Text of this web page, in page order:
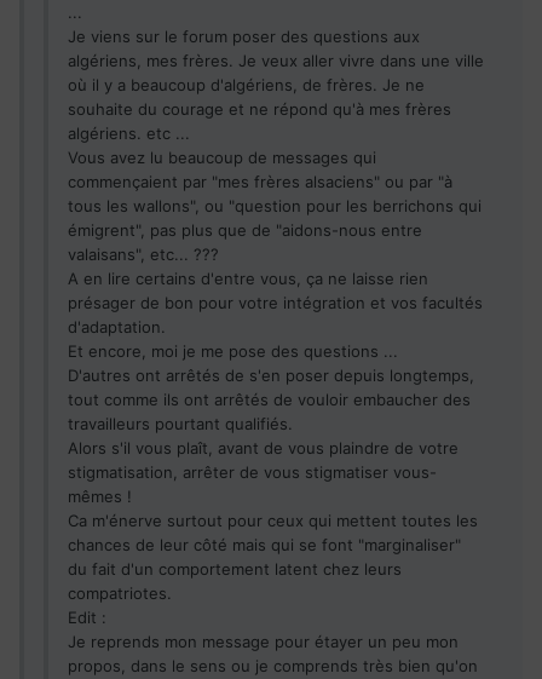
...
Je viens sur le forum poser des questions aux
algériens, mes frères. Je veux aller vivre dans une ville
où il y a beaucoup d'algériens, de frères. Je ne
souhaite du courage et ne répond qu'à mes frères
algériens. etc ...
Vous avez lu beaucoup de messages qui
commençaient par "mes frères alsaciens" ou par "à
tous les wallons", ou "question pour les berrichons qui
émigrent", pas plus que de "aidons-nous entre
valaisans", etc... ???
A en lire certains d'entre vous, ça ne laisse rien
présager de bon pour votre intégration et vos facultés
d'adaptation.
Et encore, moi je me pose des questions ...
D'autres ont arrêtés de s'en poser depuis longtemps,
tout comme ils ont arrêtés de vouloir embaucher des
travailleurs pourtant qualifiés.
Alors s'il vous plaît, avant de vous plaindre de votre
stigmatisation, arrêter de vous stigmatiser vous-
mêmes !
Ca m'énerve surtout pour ceux qui mettent toutes les
chances de leur côté mais qui se font "marginaliser"
du fait d'un comportement latent chez leurs
compatriotes.
Edit :
Je reprends mon message pour étayer un peu mon
propos, dans le sens ou je comprends très bien qu'on